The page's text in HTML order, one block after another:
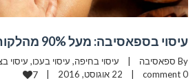
עיסוי בספאסיבה: מעל 90% מהלקוחות חוזרים שוב
By ספאסיבה | עיסוי בחיפה, עיסוי בעכו, עיסוי
0 comment
| 22 אוגוסט, 2016 |
7